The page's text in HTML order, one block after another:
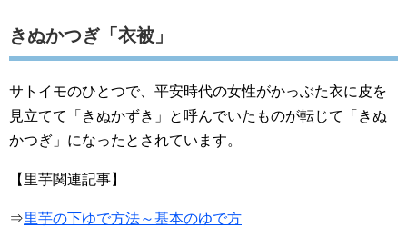
きぬかつぎ「衣被」
サトイモのひとつで、平安時代の女性がかっぶた衣に皮を
見立てて「きぬかずき」と呼んでいたものが転じて「きぬ
かつぎ」になったとされています。
【里芋関連記事】
⇒里芋の下ゆで方法～基本のゆで方